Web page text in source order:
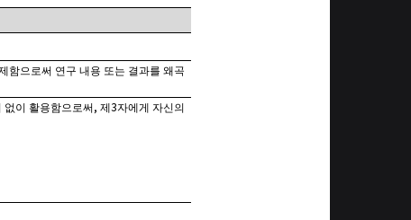
함으로써 연구 내용 또는 결과를 왜곡
이 활용함으로써 ,제3자에게 자신의